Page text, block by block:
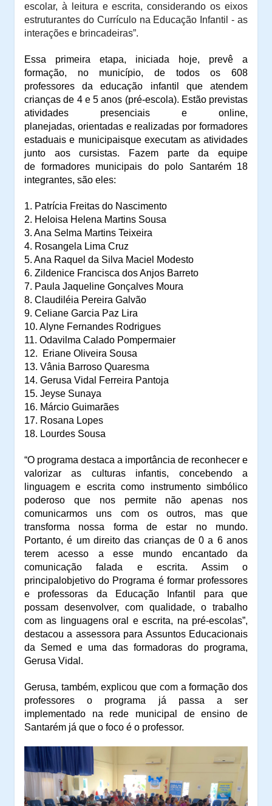
escolar, à leitura e escrita, considerando os eixos
estruturantes do Currículo na Educação Infantil - as
interações e brincadeiras”.
Essa primeira etapa, iniciada hoje, prevê a
formação, no município, de todos os 608
professores da educação infantil
que atendem
crianças de 4 e 5 anos (pré-escola). Estão previstas
atividades presenciais e online,
planejadas, orientadas e realizadas por formadores
estaduais e municipaisque executam as atividades
junto aos cursistas.
Fazem parte da equipe
de formadores municipais do polo Santarém18
integrantes, são eles:
1. Patrícia Freitas do Nascimento
2. Heloisa Helena Martins Sousa
3. Ana Selma Martins Teixeira
4. Rosangela Lima Cruz
5. Ana Raquel da Silva Maciel Modesto
6. Zildenice Francisca dos Anjos Barreto
7. Paula Jaqueline Gonçalves Moura
8. Claudiléia Pereira Galvão
9. Celiane Garcia Paz Lira
10. Alyne Fernandes Rodrigues
11. Odavilma Calado Pompermaier
12. Eriane Oliveira Sousa
13. Vânia Barroso Quaresma
14. Gerusa Vidal Ferreira Pantoja
15. Jeyse Sunaya
16. Márcio Guimarães
17. Rosana Lopes
18. Lourdes Sousa
“O programa destaca a importância de reconhecer e
valorizar
as culturas infantis, concebendo a
linguagem e escrita como
instrumento simbólico
poderoso que nos permite não apenas
nos
comunicarmos uns com os outros, mas que
transforma
nossa forma de estar no mundo.
Portanto, é um direito das crianças de0 a 6anos
terem acesso a esse mundo
encantado da
comunicação falada e escrita. Assim o
principal objetivo do Programa é formar professores
e professoras da
Educação Infantil para que
possam desenvolver, com qualidade, o trabalho
com as linguagens oral e escrita, na pré-escolas”,
destacou a assessora para Assuntos Educacionais
da Semed e uma das formadoras do programa,
Gerusa Vidal.
Gerusa, também, explicou que com a formação dos
professores o programa já passa a ser
implementado na rede municipal de ensino de
Santarém já que o foco é o professor.